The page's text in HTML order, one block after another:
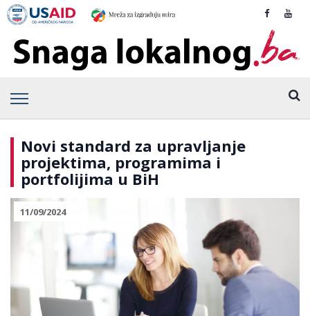
Novi standard za upravljanje
projektima, programima i
portfolijima u BiH
11/09/2024